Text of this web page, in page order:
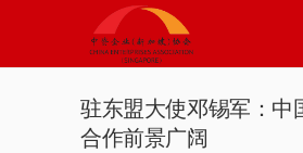
驻东盟大使邓锡军：中
合作前景广阔